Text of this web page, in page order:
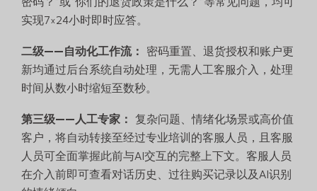
实现7×24小时即时应答。
二级——自动化工作流：
密码重置、退货授权和账户更
新均通过后台系统自动处理，无需人工客服介入，处理
时间从数小时缩短至数秒。
第三级——人工专家：
复杂问题、情绪化场景或高价值
客户，将自动转接至经过专业培训的客服人员，且客服
人员可全面掌握此前与AI交互的完整上下文。客服人员
在介入前即可查看对话历史、过往购买记录以及AI识别